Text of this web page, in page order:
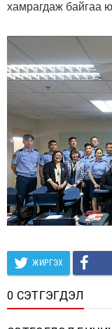
хамрагдаж байгаа
ЖИРГЭХ
0 СЭТГЭГДЭЛ